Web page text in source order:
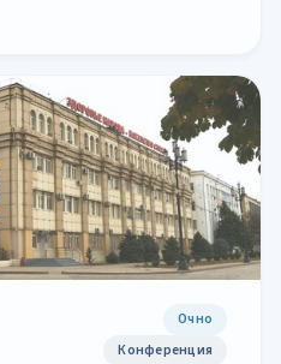
Очно
Конференция